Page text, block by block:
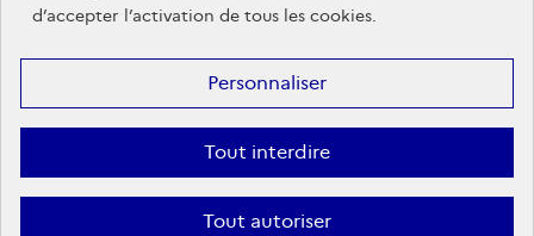
d’accepter l’activation de tous les cookies.
Tout autoriser
Tout interdire
Personnaliser